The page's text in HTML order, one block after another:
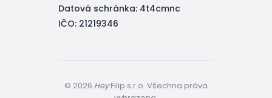
Datová schránka: 4t4cmnc
IČO: 21219346
© 2026 Hey:Filip s.r.o. Všechna práva